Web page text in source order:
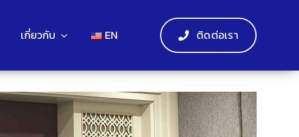
เกี่ยวกับ EN ติดต่อเรา
Previous Next